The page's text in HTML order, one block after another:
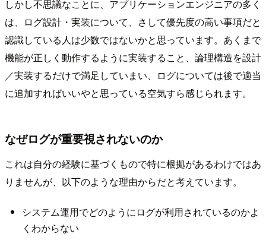
しかし不思議なことに、アプリケーションエンジニアの多く
は、ログ設計・実装について、さして優先度の高い事項だと
認識している人は少数ではないかと思っています。あくまで
機能が正しく動作するように実装すること、論理構造を設計
／実装するだけで満足していまい、ログについては後で適当
に追加すればいいやと思っている空気すら感じられます。
なぜログが重要視されないのか
これは自分の経験に基づくもので特に根拠があるわけではあ
りませんが、以下のような理由からだと考えています。
システム運用でどのようにログが利用されているのかよ
くわからない